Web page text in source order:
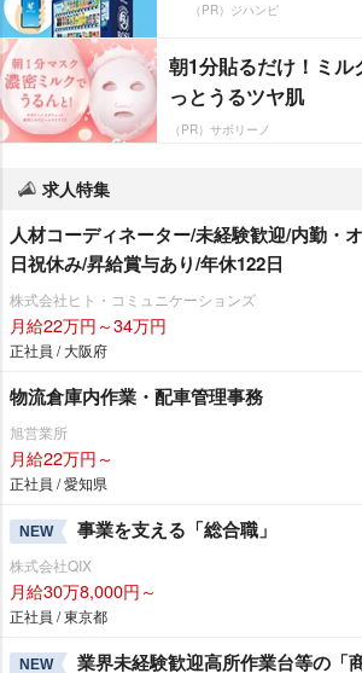
（PR）ジハンピ
朝1分貼るだけ！ミ
っとうるツヤ肌
（PR）サボリーノ
求人特集
人材コーディネーター/未経験歓迎/内勤・
日祝休み/昇給賞与あり/年休122日
株式会社ヒト・コミュニケーションズ
月給22万円～34万円
正社員 / 大阪府
物流倉庫内作業・配車管理事務
旭営業所
月給22万円～
正社員 / 愛知県
NEW 事業を支える「総合職」
株式会社QIX
月給30万8,000円～
正社員 / 東京都
NEW 業界未経験歓迎高所作業台等の「